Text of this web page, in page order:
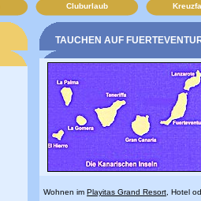
Cluburlaub
TAUCHEN AUF
Wohnen im Playitas Grand Resort , Hotel